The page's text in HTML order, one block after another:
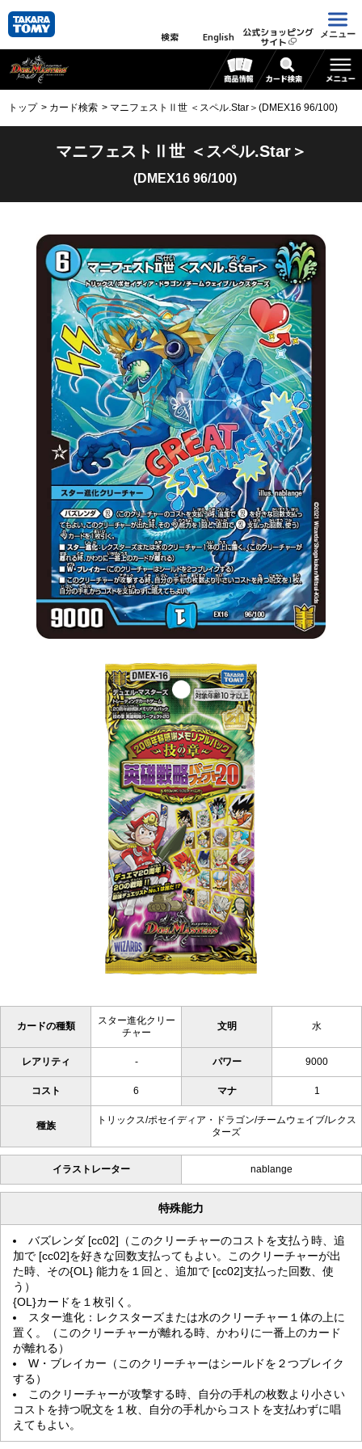
検索 English 公式ショッピング
サイト
メニュー
トップ カード検索 マニフェストⅡ世 ＜スペル.Star＞(DMEX16 96/100)
マニフェストⅡ世 ＜スペル.Star＞
(DMEX16 96/100)
カードの種類
スター進化クリー
チャー
文明 水
レアリティ - パワー 9000
コスト 6 マナ 1
種族
トリックス/ポセイディア・ドラゴン/チームウェイブ/レクス
ターズ
イラストレーター nablange
特殊能力
バズレンダ [cc02]（このクリーチャーのコストを支払う時、追
加で [cc02]を好きな回数支払ってもよい。このクリーチャーが出
た時、その{OL} 能力を１回と、追加で [cc02]支払った回数、使
う）
{OL}カードを１枚引く。
スター進化：レクスターズまたは水のクリーチャー１体の上に
置く。（このクリーチャーが離れる時、かわりに一番上のカード
が離れる）
W・ブレイカー（このクリーチャーはシールドを２つブレイク
する）
このクリーチャーが攻撃する時、自分の手札の枚数より小さい
コストを持つ呪文を１枚、自分の手札からコストを支払わずに唱
えてもよい。